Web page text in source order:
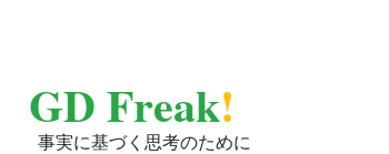
GD Freak!
事実に基づく思考のために